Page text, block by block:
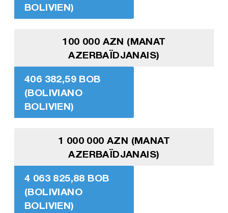
BOLIVIEN)
100 000 AZN (MANAT
AZERBAÏDJANAIS)
406 382,59 BOB
(BOLIVIANO
BOLIVIEN)
1 000 000 AZN (MANAT
AZERBAÏDJANAIS)
4 063 825,88 BOB
(BOLIVIANO
BOLIVIEN)